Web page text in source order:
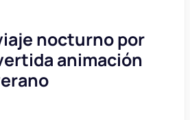
nocturno por
animación